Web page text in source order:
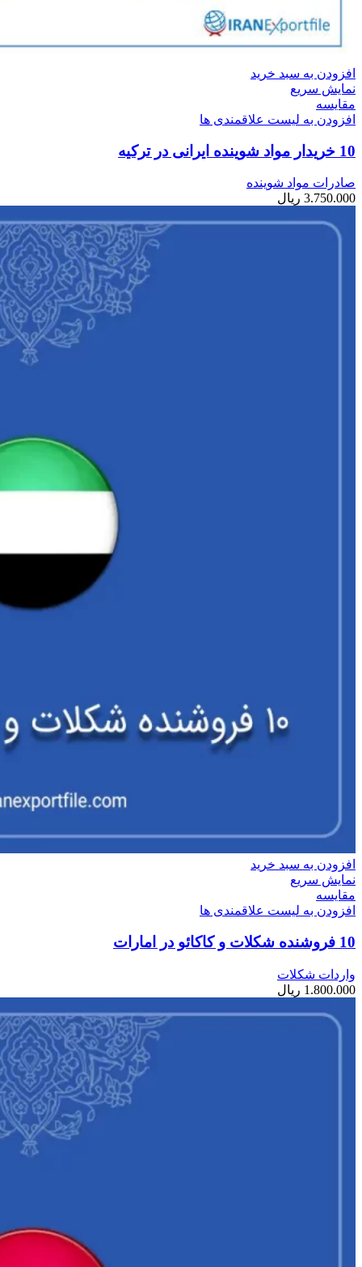
افزودن به سبد خرید
نمایش سریع
مقایسه
افزودن به لیست علاقمندی ها
10 خریدار مواد شوینده ایرانی در ترکیه
صادرات مواد شوینده
3.750.000 ریال
افزودن به سبد خرید
نمایش سریع
مقایسه
افزودن به لیست علاقمندی ها
10 فروشنده شکلات و کاکائو در امارات
واردات شکلات
1.800.000 ریال